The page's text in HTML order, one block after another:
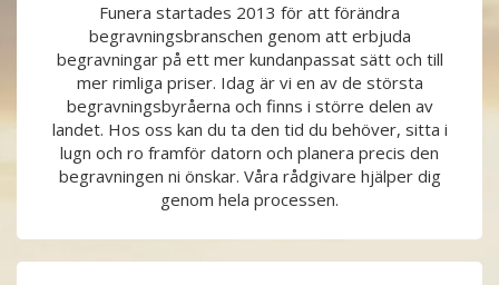
PRODUKTER & PRISER
OM BEGRAVNINGAR
JURIDIK
Funera startades 2013 för att förändra
begravningsbranschen genom att erbjuda
begravningar på ett mer kundanpassat sätt och till
mer rimliga priser. Idag är vi en av de största
begravningsbyråerna och finns i större delen av
landet. Hos oss kan du ta den tid du behöver, sitta i
lugn och ro framför datorn och planera precis den
begravningen ni önskar. Våra rådgivare hjälper dig
genom hela processen.